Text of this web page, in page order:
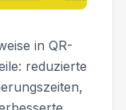
in QR-
reduzierte